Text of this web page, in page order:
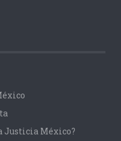
Justicia México?